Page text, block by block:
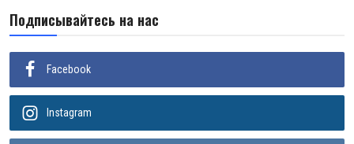
ВАК
ИИ
PDF-translator
Подписывайтесь на нас
Facebook
Instagram